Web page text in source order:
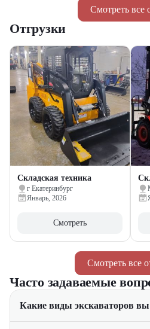
Смотреть все
Смотреть все
Отгрузки
Складская техника
г Екатеринбург
Январь, 2026
Смотреть
Часто задаваемые
Какие виды экскаваторов вы